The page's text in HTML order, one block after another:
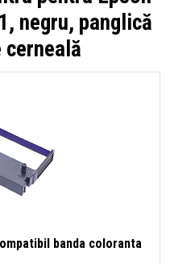
negru, panglică
banda coloranta